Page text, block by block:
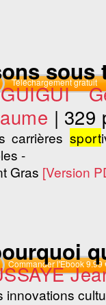
Téléchargement gratuit
sous
| 329
carrières sport
-
Gras [Version
Commander l'Ebook 9.99
innovations